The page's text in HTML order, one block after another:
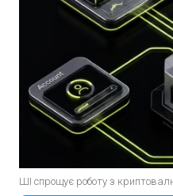
ШІ спрощує роботу з